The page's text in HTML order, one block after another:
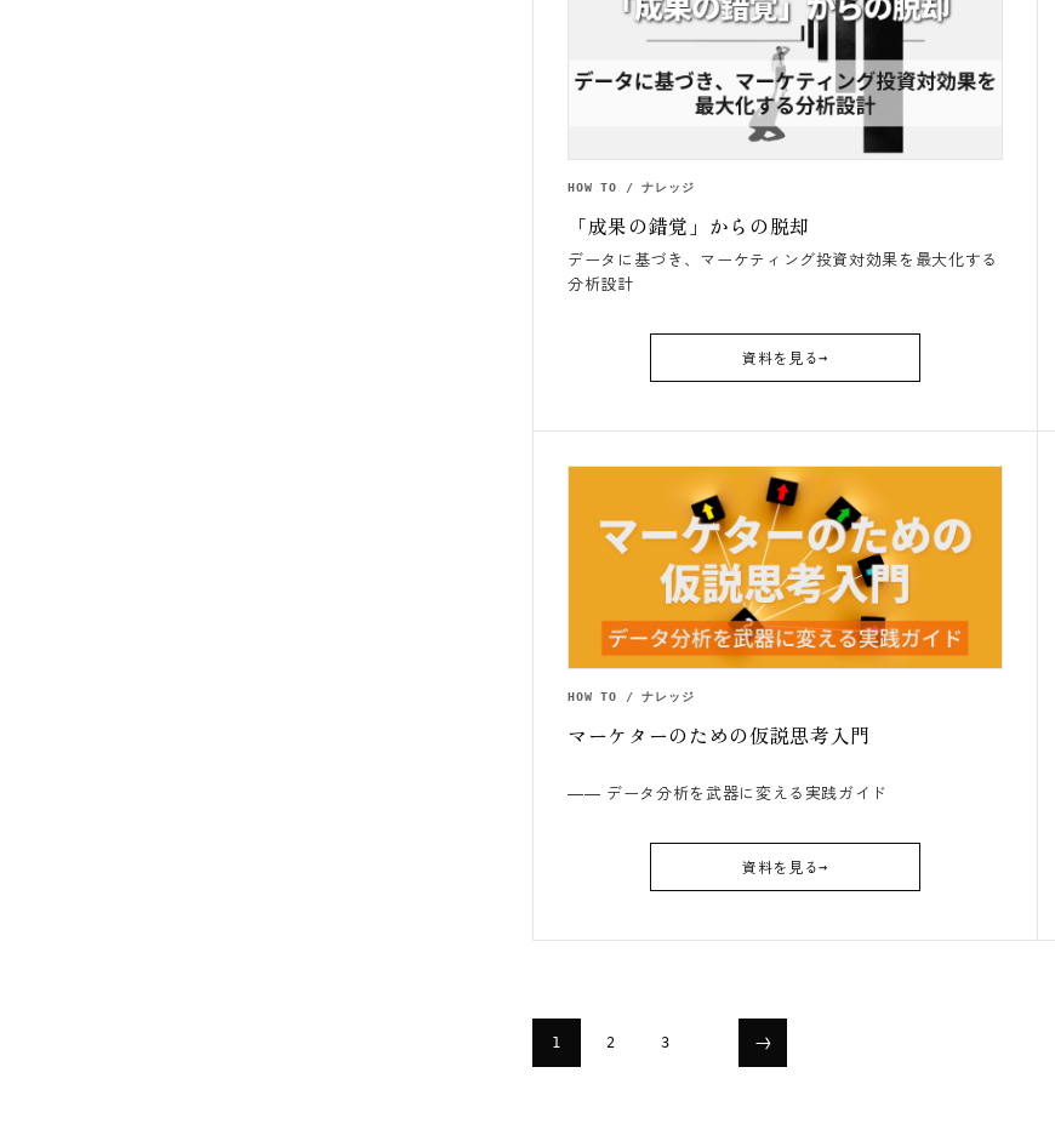
HOW TO / ナレッジ
「成果の錯覚」からの脱却
データに基づき、マーケティング投資対効果を最大化する
分析設計
資料を見る
HOW TO / ナレッジ
マーケターのための仮説思考入門
―― データ分析を武器に変える実践ガイド
資料を見る
投
1 2 3